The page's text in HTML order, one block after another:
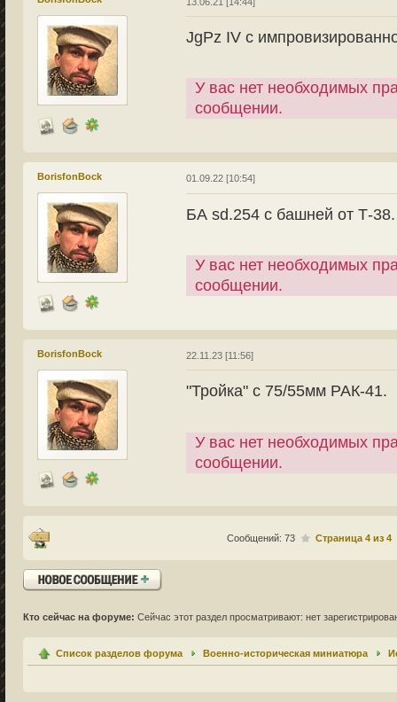
JgPz IV с
У вас нет необходимых
сообщении.
BorisfonBock 01.09.22 [10:54]
БА sd.254 с башней от Т-38.
У вас нет необходимых
сообщении.
BorisfonBock 22.11.23 [11:56]
"Тройка" с 75/55мм РАК-41.
У вас нет необходимых
сообщении.
Сообщений: 73 Страница 4из 4
Ответить
Кто сейчас на форуме: Сейчас этот раздел просматривают: нет
Список разделов форума Военно-историческая миниатюра